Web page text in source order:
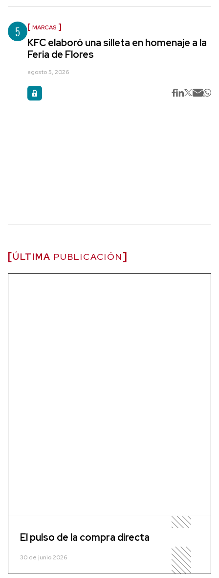
5 MARCAS
KFC elaboró una silleta en homenaje a la
Feria de Flores
agosto 5, 2026
ÚLTIMA PUBLICACIÓN
El pulso de la compra directa
30 de junio 2026